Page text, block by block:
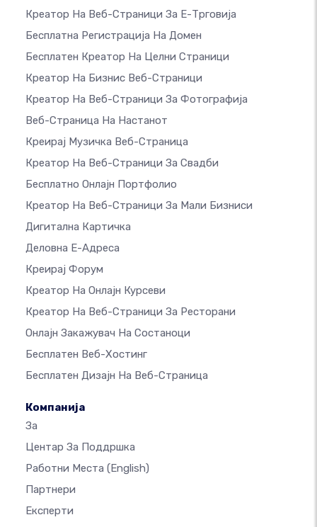
Креатор На Веб-Страници За Е-Трговија
Бесплатна Регистрација На Домен
Бесплатен Креатор На Целни Страници
Креатор На Бизнис Веб-Страници
Креатор На Веб-Страници За Фотографија
Веб-Страница На Настанот
Креирај Музичка Веб-Страница
Креатор На Веб-Страници За Свадби
Бесплатно Онлајн Портфолио
Креатор На Веб-Страници За Мали Бизниси
Дигитална Картичка
Деловна Е-Адреса
Креирај Форум
Креатор На Онлајн Курсеви
Креатор На Веб-Страници За Ресторани
Онлајн Закажувач На Состаноци
Бесплатен Веб-Хостинг
Бесплатен Дизајн На Веб-Страница
Компанија
За
Центар За Поддршка
Работни Места (English)
Партнери
Експерти